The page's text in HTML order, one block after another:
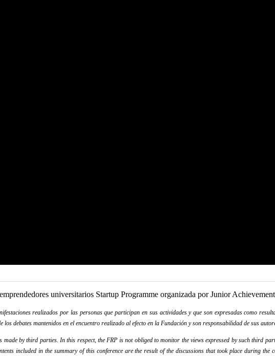
universitarios Startup Programme organizada por Junior
realizados por las personas que participan en sus actividades y que son expresadas como
debates mantenidos en el encuentro realizado al efecto en la Fundación y son responsabilidad de sus
by third parties. In this respect, the FRP is not obliged to monitor the views expressed by such third
included in the summary of this conference are the result of the discussions that took place during